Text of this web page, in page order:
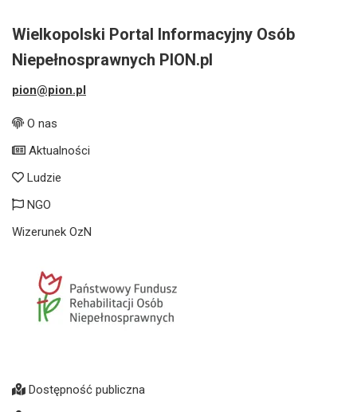
Wielkopolski Portal Informacyjny Osób
Niepełnosprawnych PION.pl
pion@pion.pl
O nas
Aktualności
Ludzie
NGO
Wizerunek OzN
Dostępność publiczna